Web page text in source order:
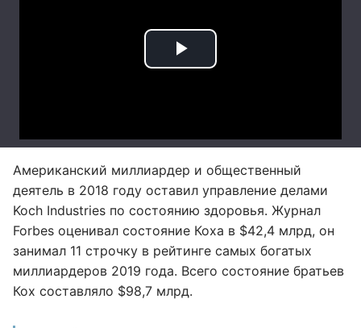
Американский миллиардер и общественный
деятель в 2018 году оставил управление делами
Koch Industries по состоянию здоровья. Журнал
Forbes оценивал состояние Коха в $42,4 млрд, он
занимал 11 строчку в рейтинге самых богатых
миллиардеров 2019 года. Всего состояние братьев
Кох составляло $98,7 млрд.